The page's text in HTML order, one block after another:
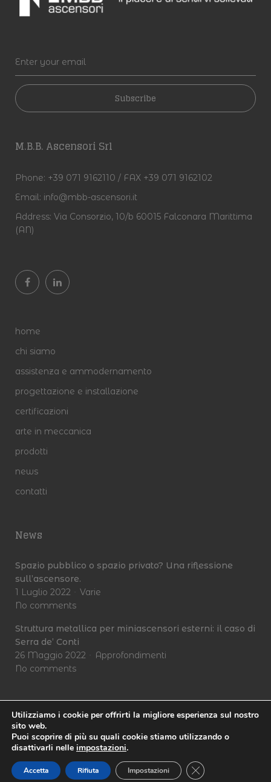
Subscribe
M.B.B. Ascensori Srl
Phone: +39 071 9162110 / FAX +39 071 9162102
Email: info@mbb-ascensori.it
Address: Via Consorzio, 10/b 60015 Falconara Marittima
(AN)
home
chi siamo
assistenza e ammodernamento
progettazione e installazione
certificazioni
arte in meccanica
prodotti
news
contatti
News
Spazio pubblico o spazio privato? Una riflessione
sull’ascensore.
1 Luglio 2022
Varie
No comments
Struttura metallica per miniascensori esterni: il caso di
Serra de’ Conti
26 Maggio 2022
Approfondimenti
No comments
© 2018, M.B.B. Ascensori Srlvia Consorzio, 10/b 60015
Falconara Marittima (AN) tel 071 9162110 - fax 071 9162102
info@mbb-ascensori.it|Privacy Policy
All Rights Reserved.
Utilizziamo i cookie per offrirti la migliore esperienza sul nostro
sito web.
Puoi scoprire di più su quali cookie stiamo utilizzando o
disattivarli nelle impostazioni.
Accetta Rifiuta Impostazioni Close GDPR